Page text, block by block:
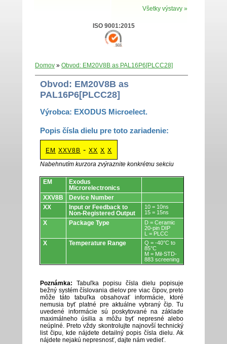
Všetky výstavy »
ISO 9001:2015
Domov » Obvod: EM20V8B as PAL16P6[PLCC28]
Obvod: EM20V8B as
PAL16P6[PLCC28]
Výrobca: EXODUS Microelect.
Popis čísla dielu pre toto zariadenie:
EM XXV8B - XX X X
Nabehnutím kurzora zvýraznite konkrétnu sekciu
Obvody.
EM
Exodus
Microrelectronics
XXV8B
Device Number
XX
Input or Feedback to
Non-Registered Output
10 = 10ns
15 = 15ns
X Package Type
D = Ceramic
20-pin DIP
L = PLCC
X Temperature Range
Q = -40°C to
85°C
M = Mil-STD-
883 screening
Poznámka: Tabuľka popisu čísla dielu popisuje
bežný systém číslovania dielov pre viac čipov, preto
môže táto tabuľka obsahovať informácie, ktoré
nemusia byť platné pre aktuálne vybraný čip. Tu
uvedené informácie sú poskytované na základe
maximálneho úsilia a môžu byť nepresné alebo
neúplné. Preto vždy skontrolujte najnovší technický
list čipu, kde nájdete detailný popis čísla dielu. Ak
nájdete nejakú nepresnosť, dajte nám vedieť.